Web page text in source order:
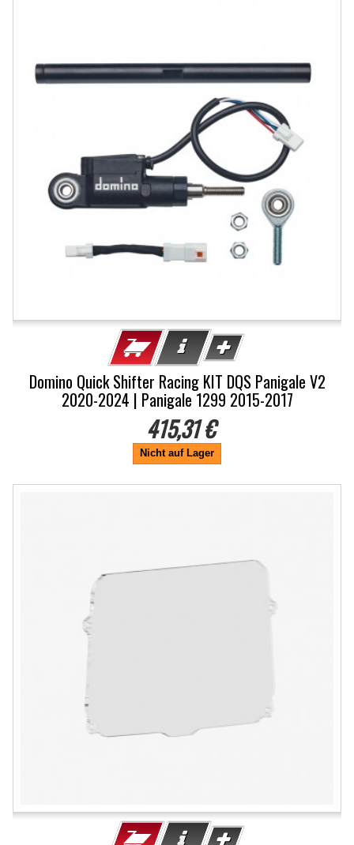
Domino Quick Shifter Racing KIT DQS Panigale V2
2020-2024 | Panigale 1299 2015-2017
415,31 €
Nicht auf Lager